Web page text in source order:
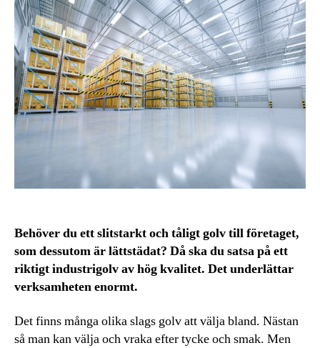
Behöver du ett slitstarkt och tåligt golv till företaget,
som dessutom är lättstädat? Då ska du satsa på ett
riktigt industrigolv av hög kvalitet. Det underlättar
verksamheten enormt.
Det finns många olika slags golv att välja bland. Nästan
så man kan välja och vraka efter tycke och smak. Men